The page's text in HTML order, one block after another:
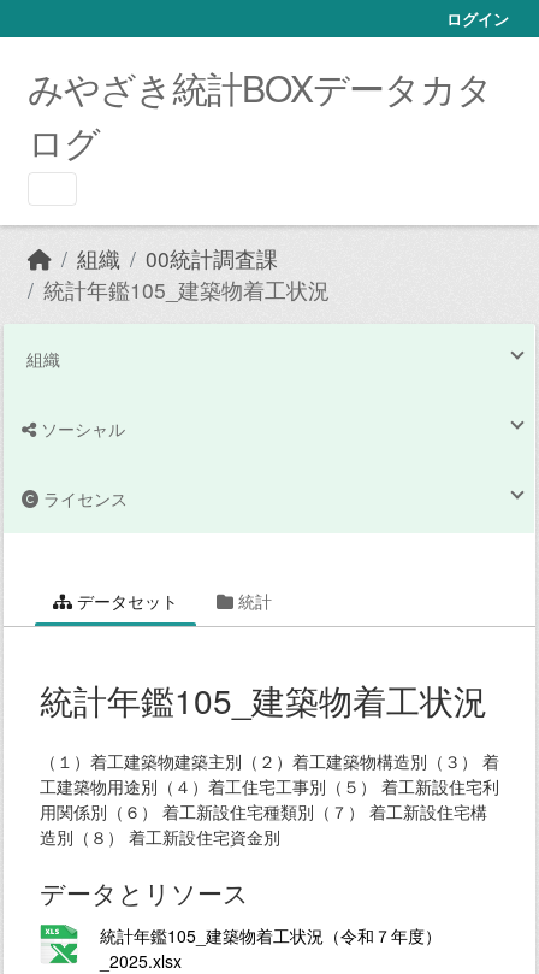
ログイン
みやざき統計BOXデータカタ
ログ
組織
00統計調査課
統計年鑑105_建築物着工状況
組織
ソーシャル
ライセンス
データセット 統計
統計年鑑105_建築物着工状況
（１）着工建築物建築主別（２）着工建築物構造別（３） 着
工建築物用途別（４）着工住宅工事別（５） 着工新設住宅利
用関係別（６） 着工新設住宅種類別（７） 着工新設住宅構
造別（８） 着工新設住宅資金別
データとリソース
統計年鑑105_建築物着工状況（令和７年度）
_2025.xlsx